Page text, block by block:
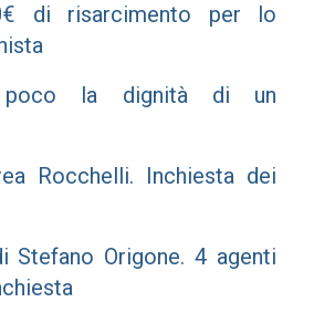
di risarcimento per lo
la dignità di un
Rocchelli. Inchiesta dei
Stefano Origone. 4 agenti